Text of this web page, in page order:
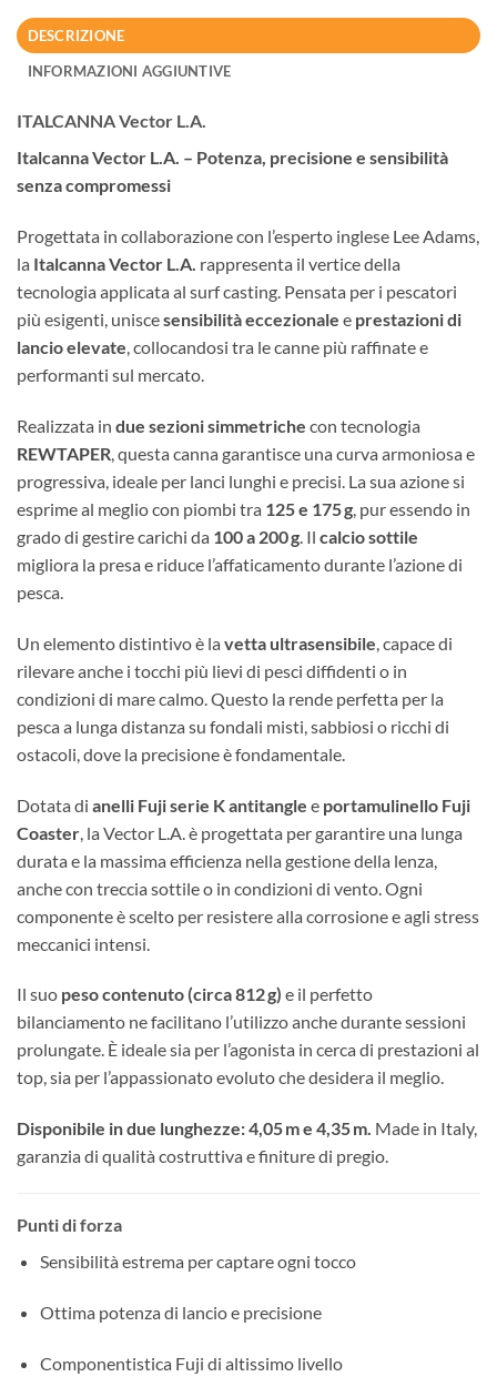
DESCRIZIONE
INFORMAZIONI AGGIUNTIVE
ITALCANNA Vector L.A.
Italcanna Vector L.A. – Potenza, precisione e sensibilità
senza compromessi
Progettata in collaborazione con l’esperto inglese Lee Adams,
la Italcanna Vector L.A. rappresenta il vertice della
tecnologia applicata al surf casting. Pensata per i pescatori
più esigenti, uniscesensibilità eccezionale e prestazioni di
lancio elevate, collocandosi tra le canne più raffinate e
performanti sul mercato.
Realizzata in due sezioni simmetriche con tecnologia
REWTAPER, questa canna garantisce una curva armoniosa e
progressiva, ideale per lanci lunghi e precisi. La sua azione si
esprime al meglio con piombi tra 125 e 175 g, pur essendo in
grado di gestire carichi da 100 a 200 g. Il calcio sottile
migliora la presa e riduce l’affaticamento durante l’azione di
pesca.
Un elemento distintivo è la vetta ultrasensibile , capace di
rilevare anche i tocchi più lievi di pesci diffidenti o in
condizioni di mare calmo. Questo la rende perfetta per la
pesca a lunga distanza su fondali misti, sabbiosi o ricchi di
ostacoli, dove la precisione è fondamentale.
Dotata di anelli Fuji serie K antitangle e portamulinello Fuji
Coaster , la Vector L.A. è progettata per garantire una lunga
durata e la massima efficienza nella gestione della lenza,
anche con treccia sottile o in condizioni di vento. Ogni
componente è scelto per resistere alla corrosione e agli stress
meccanici intensi.
Il suo peso contenuto (circa 812 g) e il perfetto
bilanciamento ne facilitano l’utilizzo anche durante sessioni
prolungate. È ideale sia per l’agonista in cerca di prestazioni al
top, sia per l’appassionato evoluto che desidera il meglio.
Disponibile in due lunghezze: 4,05 m e 4,35 m. Made in Italy,
garanzia di qualità costruttiva e finiture di pregio.
Punti di forza
Sensibilità estrema per captare ogni tocco
Ottima potenza di lancio e precisione
Componentistica Fuji di altissimo livello